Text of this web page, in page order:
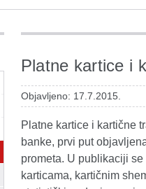
Platne kartice i
Objavljeno: 17.7.2015.
Platne kartice i kartične
banke, prvi put
prometa. U publikaciji
karticama, kartičnim